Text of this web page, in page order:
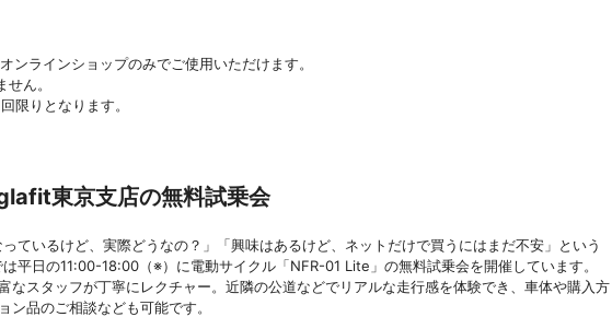
ラインショップのみでご使用いただけます。
ん。
限りとなります。
東京支店の無料試乗会
ているけど、実際どうなの？」「興味はあるけど、ネットだけで買うにはまだ不安」という
平日の11:00-18:00（※）に電動サイクル「NFR-01 Lite」の無料試乗会を開催しています。
なスタッフが丁寧にレクチャー。近隣の公道などでリアルな走行感を体験でき、車体や購入方
品のご相談なども可能です。